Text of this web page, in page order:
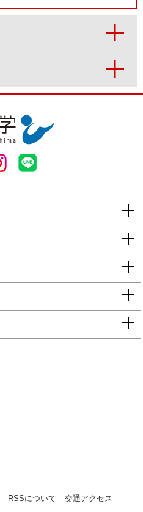
RSSについて
交通アクセス